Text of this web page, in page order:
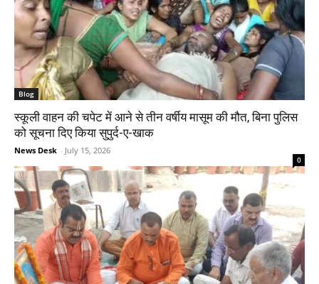
Blog
स्कूली वाहन की चपेट में आने से तीन वर्षीय मासूम की मौत, बिना पुलिस
को सूचना दिए किया सुपुर्द-ए-खाक
News Desk - July 15, 2026
0